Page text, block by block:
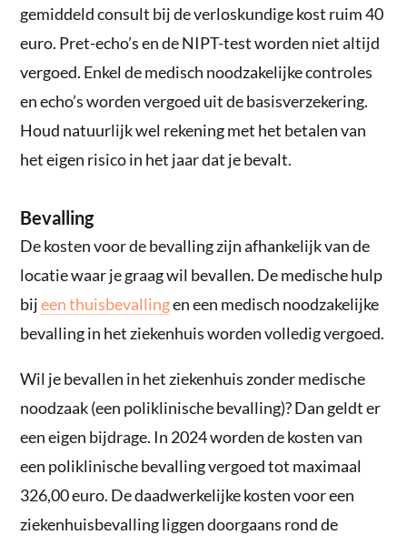
gemiddeld consult bij de verloskundige kost ruim 40
euro. Pret-echo’s en de NIPT-test worden niet altijd
vergoed. Enkel de medisch noodzakelijke controles
en echo’s worden vergoed uit de basisverzekering.
Houd natuurlijk wel rekening met het betalen van
het eigen risico in het jaar dat je bevalt.
Bevalling
De kosten voor de bevalling zijn afhankelijk van de
locatie waar je graag wil bevallen. De medische hulp
bijeen thuisbevallingen een medisch noodzakelijke
bevalling in het ziekenhuis worden volledig vergoed.
Wil je bevallen in het ziekenhuis zonder medische
noodzaak (een poliklinische bevalling)? Dan geldt er
een eigen bijdrage. In 2024 worden de kosten van
een poliklinische bevalling vergoed tot maximaal
326,00 euro. De daadwerkelijke kosten voor een
ziekenhuisbevalling liggen doorgaans rond de